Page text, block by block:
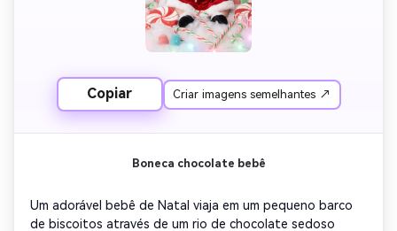
Copiar Criar imagens semelhantes ↗
Boneca chocolate bebê
Um adorável bebê de Natal viaja em um pequeno barco
de biscoitos através de um rio de chocolate sedoso